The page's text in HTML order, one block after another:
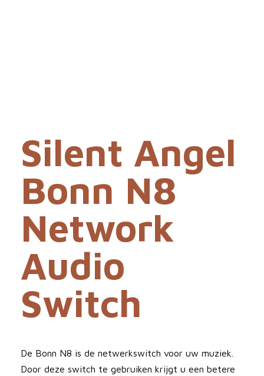
Silent Angel
Bonn N8
Network
Audio
Switch
De Bonn N8 is de netwerkswitch voor uw muziek.
Door deze switch te gebruiken krijgt u een betere